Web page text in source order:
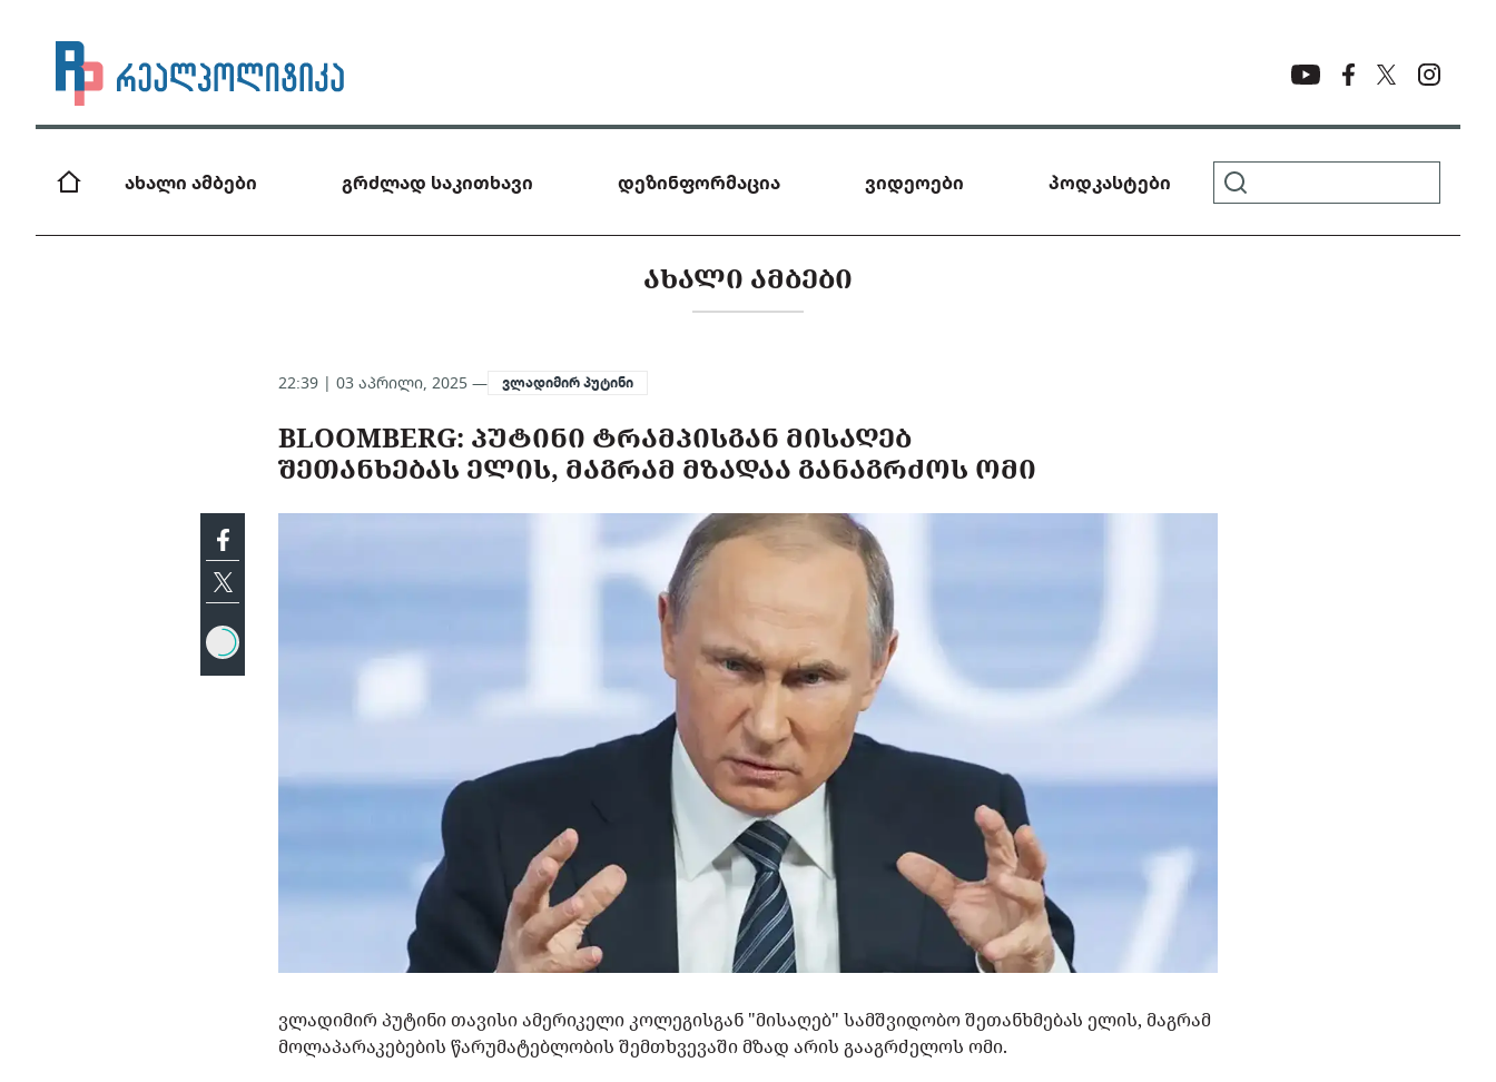
ახალი ამბები გრძლად საკითხავი დეზინფორმაცია ვიდეოები პოდკასტები
ᲐᲮᲐᲚᲘ ᲐᲛᲑᲔᲑᲘ
22:39 | 03 აპრილი, 2025 — ვლადიმირ პუტინი
BLOOMBERG: ᲞᲣᲢᲘᲜᲘ ᲢᲠᲐᲛᲞᲘᲡᲒᲐᲜ ᲛᲘᲡᲐᲦᲔᲑ
ᲨᲔᲗᲐᲜᲮᲔᲑᲐᲡ ᲔᲚᲘᲡ, ᲛᲐᲒᲠᲐᲛ ᲛᲖᲐᲓᲐᲐ ᲒᲐᲜᲐᲒᲠᲫᲝᲡ ᲝᲛᲘ
ვლადიმირ პუტინი თავისი ამერიკელი კოლეგისგან "მისაღებ" სამშვიდობო შეთანხმებას ელის, მაგრამ
მოლაპარაკებების წარუმატებლობის შემთხვევაში მზად არის გააგრძელოს ომი.